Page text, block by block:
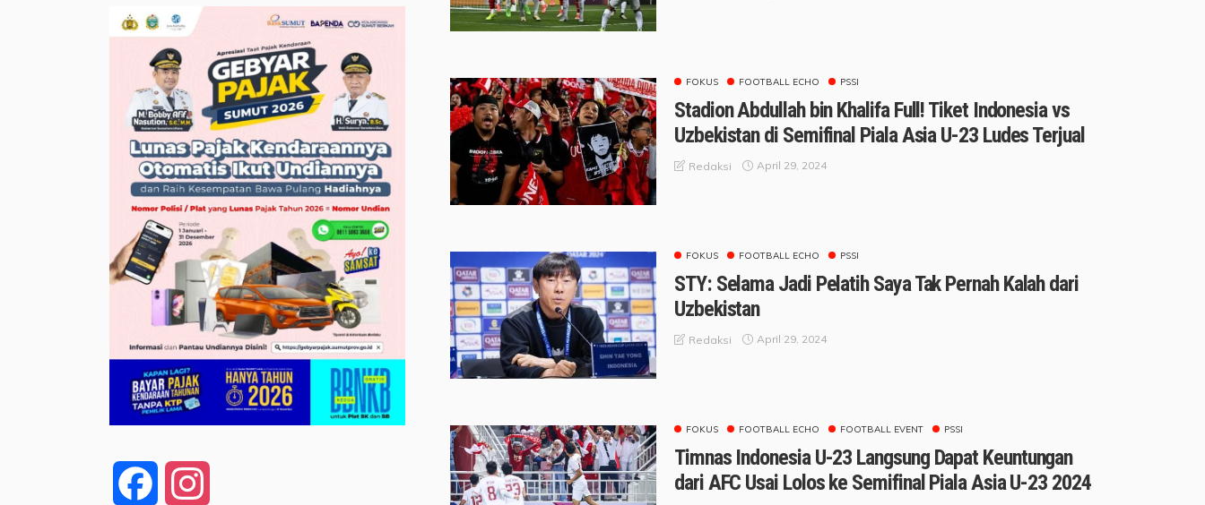
FOKUS FOOTBALL ECHO PSSI
Stadion Abdullah bin Khalifa Full! Tiket Indonesia vs
Uzbekistan di Semifinal Piala Asia U-23 Ludes Terjual
Redaksi April 29, 2024
FOKUS FOOTBALL ECHO PSSI
STY: Selama Jadi Pelatih Saya Tak Pernah Kalah dari
Uzbekistan
Redaksi April 29, 2024
FOKUS FOOTBALL ECHO FOOTBALL EVENT PSSI
Timnas Indonesia U-23 Langsung Dapat Keuntungan
dari AFC Usai Lolos ke Semifinal Piala Asia U-23 2024
Facebook